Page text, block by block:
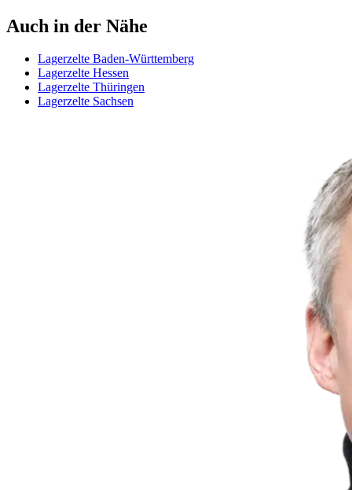
Auch in der Nähe
Lagerzelte Baden-Württemberg
Lagerzelte Hessen
Lagerzelte Thüringen
Lagerzelte Sachsen